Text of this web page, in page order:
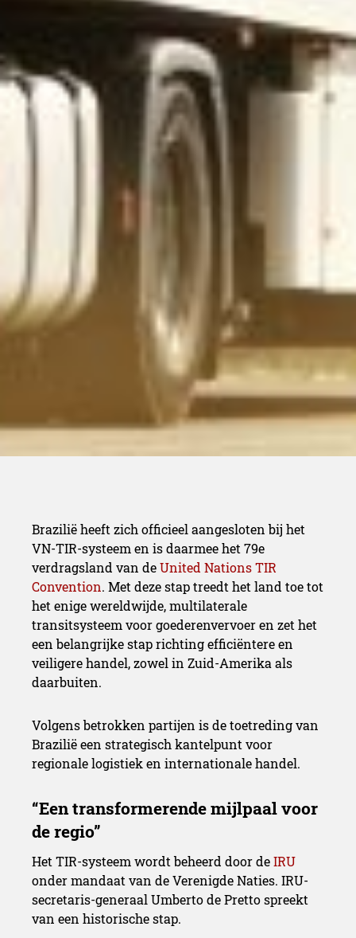
Brazilië sluit
aan bij VN-
systeem en
nieuwe
Brazilië heeft zich officieel aangesloten bij het
VN-TIR-systeem en is daarmee het 79e
verdragsland van deUnited Nations TIR
Convention. Met deze stap treedt het land toe tot
het enige wereldwijde, multilaterale
transitsysteem voor goederenvervoer en zet het
een belangrijke stap richting efficiëntere en
veiligere handel, zowel in Zuid-Amerika als
daarbuiten.
Volgens betrokken partijen is de toetreding van
Brazilië een strategisch kantelpunt voor
regionale logistiek en internationale handel.
Het TIR-systeem wordt beheerd door deIRU
onder mandaat van de Verenigde Naties. IRU-
secretaris-generaal Umberto de Pretto spreekt
van een historische stap.